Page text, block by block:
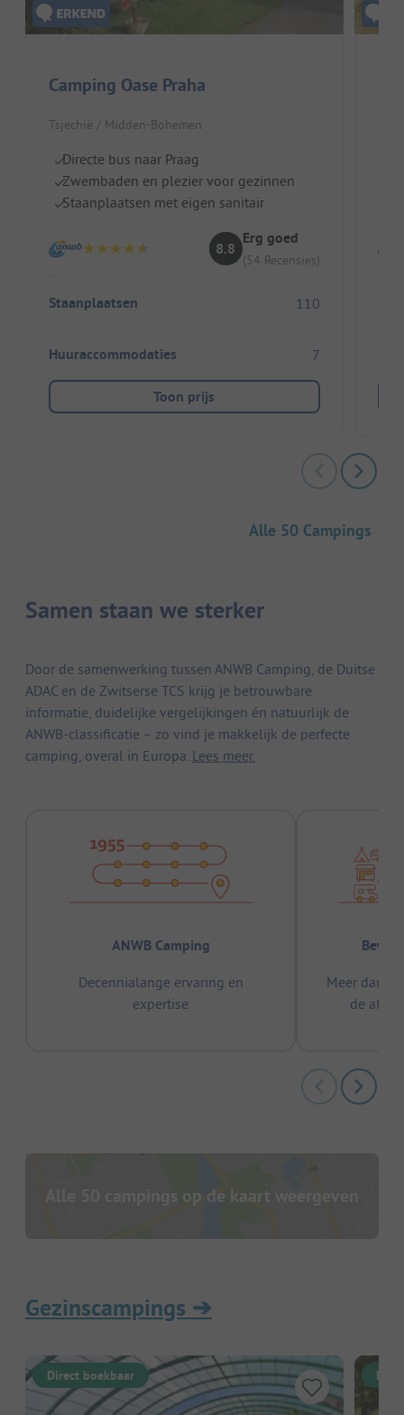
Camping Oase Praha
Tsjechië / Midden-Bohemen
Directe bus naar Praag
Zwembaden en plezier voor gezinnen
Staanplaatsen met eigen sanitair
8.8
Erg goed
(54 Recensies)
Staanplaatsen 110
Huuraccommodaties 7
Toon prijs
Alle 50 Campings
Samen staan we sterker
Door de samenwerking tussen ANWB Camping, de Duitse
ADAC en de Zwitserse TCS krijg je betrouwbare
informatie, duidelijke vergelijkingen én natuurlijk de
ANWB-classificatie – zo vind je makkelijk de perfecte
camping, overal in Europa. Lees meer.
ANWB Camping
Decennialange ervaring en
expertise
Meer dan
de
Alle 50 campings op de kaart weergeven
Gezinscampings ➔
Direct boekbaar